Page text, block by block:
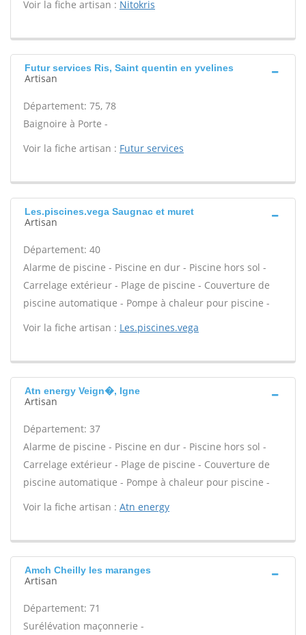
Voir la fiche artisan : Nitokris
Futur services Ris, Saint quentin en yvelines
Artisan
Département: 75, 78
Baignoire à Porte -
Voir la fiche artisan : Futur services
Les.piscines.vega Saugnac et muret
Artisan
Département: 40
Alarme de piscine - Piscine en dur - Piscine hors sol -
Carrelage extérieur - Plage de piscine - Couverture de
piscine automatique - Pompe à chaleur pour piscine -
Voir la fiche artisan : Les.piscines.vega
Atn energy Veign�, Igne
Artisan
Département: 37
Alarme de piscine - Piscine en dur - Piscine hors sol -
Carrelage extérieur - Plage de piscine - Couverture de
piscine automatique - Pompe à chaleur pour piscine -
Voir la fiche artisan : Atn energy
Amch Cheilly les maranges
Artisan
Département: 71
Surélévation maçonnerie -